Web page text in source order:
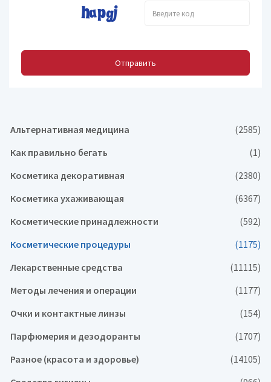
Отправить
Альтернативная медицина
(2585)
Как правильно бегать
(1)
Косметика декоративная
(2380)
Косметика ухаживающая
(6367)
Косметические принадлежности
(592)
Косметические процедуры
(1175)
Лекарственные средства
(11115)
Методы лечения и операции
(1177)
Очки и контактные линзы
(154)
Парфюмерия и дезодоранты
(1707)
Разное (красота и здоровье)
(14105)